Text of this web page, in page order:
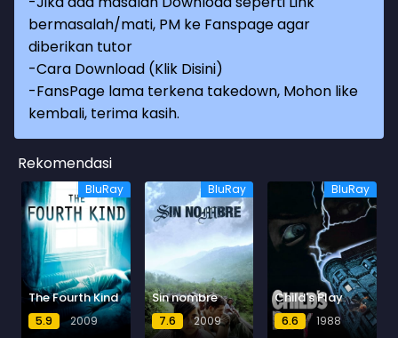
bermasalah/mati, PM ke Fanspage agar
diberikan tutor
-Cara Download (Klik Disini)
-FansPage lama terkena takedown, Mohon like
kembali, terima kasih.
Rekomendasi
BluRay
The Fourth Kind
5.9 2009
BluRay
Sin nombre
7.6 2009
BluRay
Child's Play
6.6 1988